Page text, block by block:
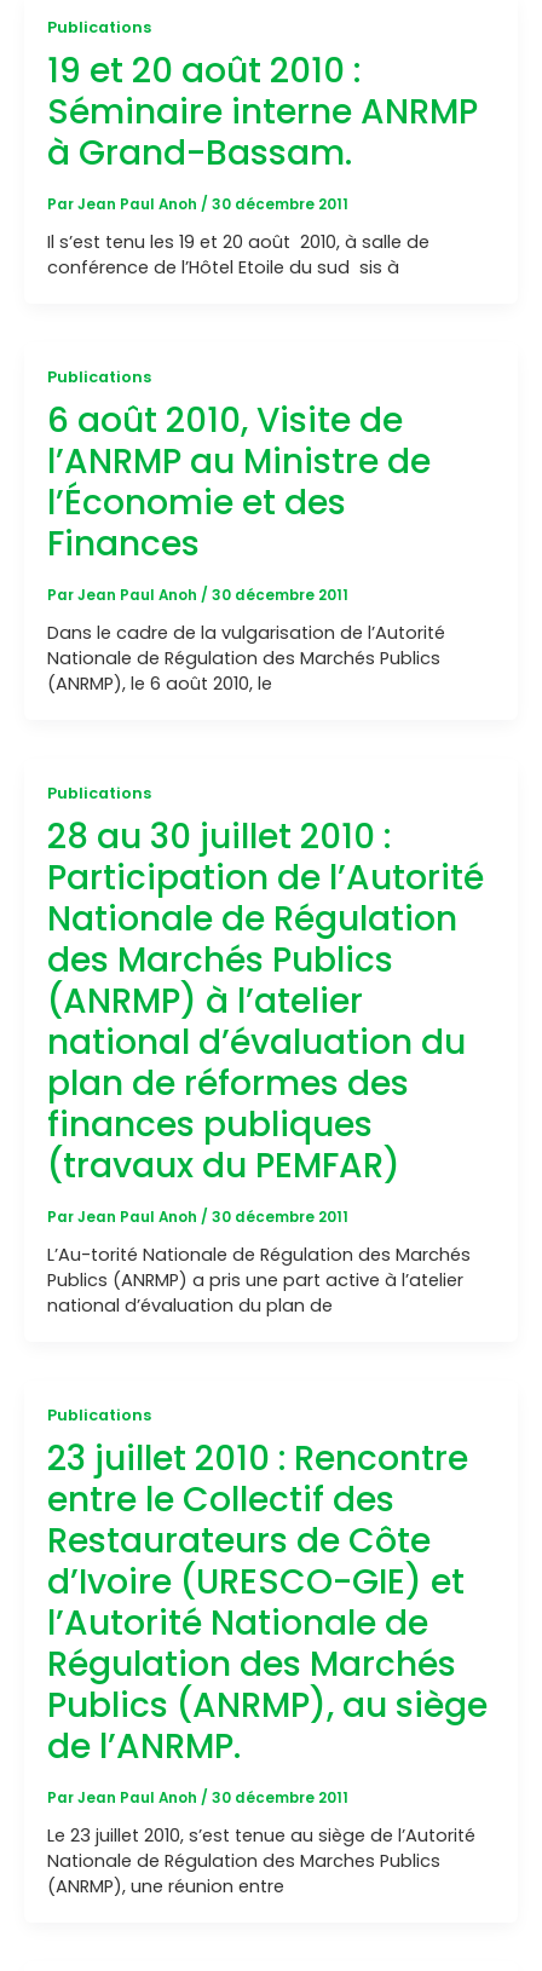
Publications
19 et 20 août 2010 :
Séminaire interne ANRMP
à Grand-Bassam.
ParJean Paul Anoh /30 décembre 2011
Il s’est tenu les 19 et 20 août 2010, à salle de
conférence de l’Hôtel Etoile du sud sis à
Publications
6 août 2010, Visite de
l’ANRMP au Ministre de
l’Économie et des
Finances
ParJean Paul Anoh /30 décembre 2011
Dans le cadre de la vulgarisation de l’Autorité
Nationale de Régulation des Marchés Publics
(ANRMP), le 6 août 2010, le
Publications
28 au 30 juillet 2010 :
Participation de l’Autorité
Nationale de Régulation
des Marchés Publics
(ANRMP) à l’atelier
national d’évaluation du
plan de réformes des
finances publiques
(travaux du PEMFAR)
ParJean Paul Anoh /30 décembre 2011
L’Au-torité Nationale de Régulation des Marchés
Publics (ANRMP) a pris une part active à l’atelier
national d’évaluation du plan de
Publications
23 juillet 2010 : Rencontre
entre le Collectif des
Restaurateurs de Côte
d’Ivoire (URESCO-GIE) et
l’Autorité Nationale de
Régulation des Marchés
Publics (ANRMP), au siège
de l’ANRMP.
ParJean Paul Anoh /30 décembre 2011
Le 23 juillet 2010, s’est tenue au siège de l’Autorité
Nationale de Régulation des Marches Publics
(ANRMP), une réunion entre